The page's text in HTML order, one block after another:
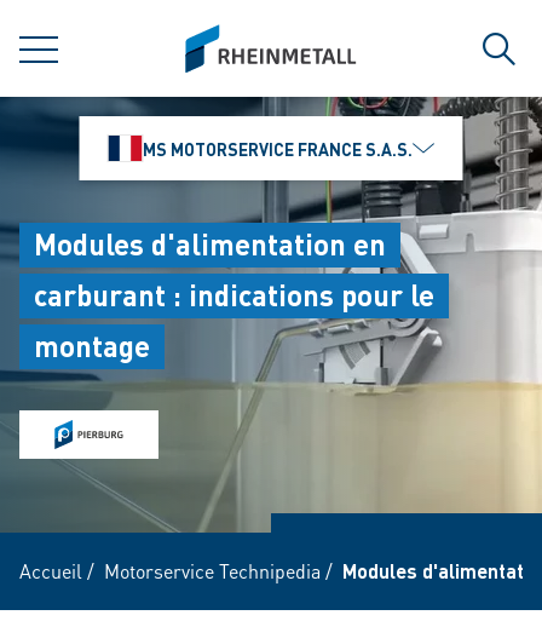
MENU
siteLogo
MS MOTORSERVICE FRANCE S.A.S.
Modules d'alimentation en
carburant : indications pour le
montage
Accueil / Motorservice Technipedia / Modules